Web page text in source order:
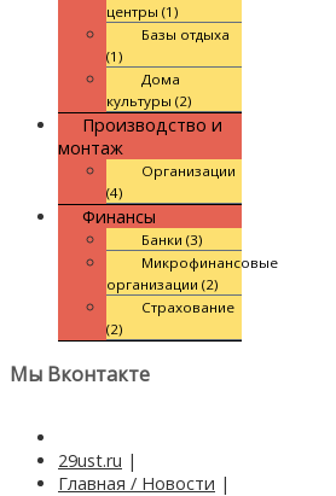
центры (1)
Базы отдыха
(1)
Дома
культуры (2)
Производство и
монтаж
Организации
(4)
Финансы
Банки (3)
Микрофинансовые
организации (2)
Страхование
(2)
Мы Вконтакте
29ust.ru |
Главная / Новости |